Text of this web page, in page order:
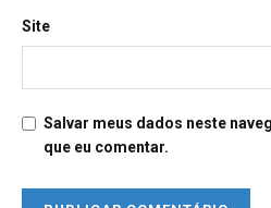
Site
Salvar meus dados neste
que eu comentar.